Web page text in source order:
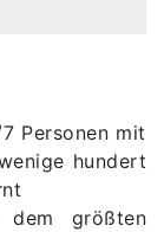
Personen mit
hundert
dem größten